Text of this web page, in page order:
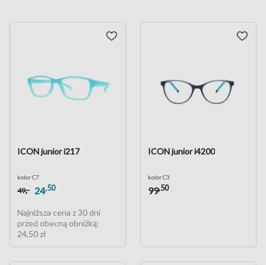
ICON junior i217
kolor C7
49,- 24,50
Najniższa cena z 30 dni
przed obecną obniżką:
24,50 zł
ICON junior i4200
kolor C3
99,50